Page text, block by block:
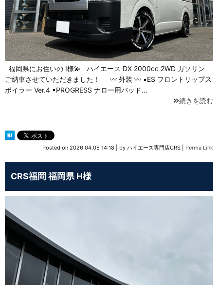
福岡県にお住いの I様💫 ハイエース DX 2000cc 2WD ガソリン
ご納車させていただきました！ 〰 外装 〰 ▪ES フロントリップス
ポイラー Ver.4 ▪PROGRESS ナロー用バッド…
続きを読む
Posted on 2026.04.05 14:18 by ハイエース専門店CRS Perma Link
CRS福岡 福岡県 H様